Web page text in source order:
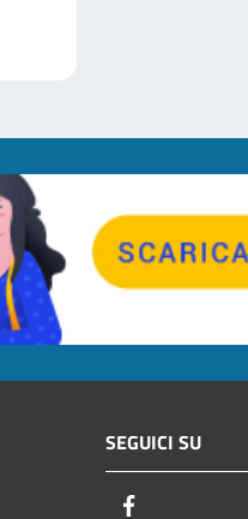
SEGUICI SU